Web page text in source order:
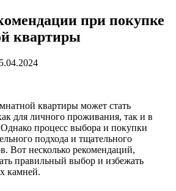
при покупке
квартиры
квартиры может стать
для личного проживания, так и в
процесс выбора и покупки
подхода и тщательного
Вот несколько рекомендаций,
правильный выбор и избежать
камней.